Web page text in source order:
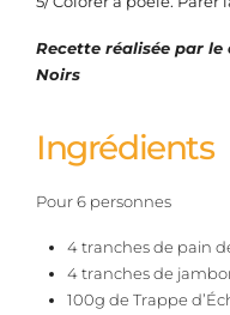
Recette réalisée par
Noirs
Ingrédients
Pour 6 personnes
4 tranches de pain
4 tranches de
100g de Trappe